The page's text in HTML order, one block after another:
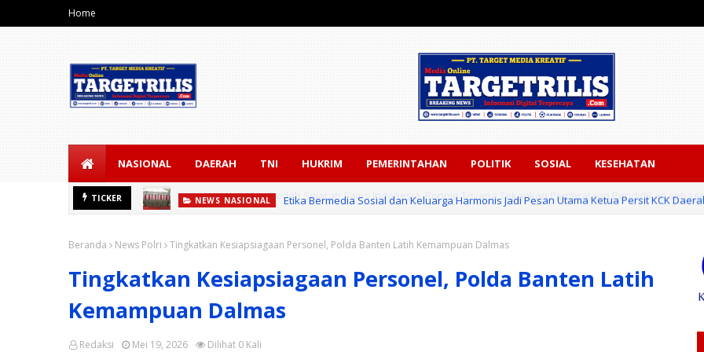
Home
NASIONAL DAERAH TNI HUKRIM PEMERINTAHAN POLITIK SOSIAL KESEHATAN
TICKER NEWS NASIONAL Etika Bermedia Sosial dan Keluarga Harmonis Jadi Pesan Utama Ketua Persit KCK
Beranda News Polri Tingkatkan Kesiapsiagaan Personel, Polda Banten Latih Kemampuan Dalmas
Tingkatkan Kesiapsiagaan Personel, Polda Banten Latih
Kemampuan Dalmas
Redaksi Dilihat 0 Kali
Mei 19, 2026